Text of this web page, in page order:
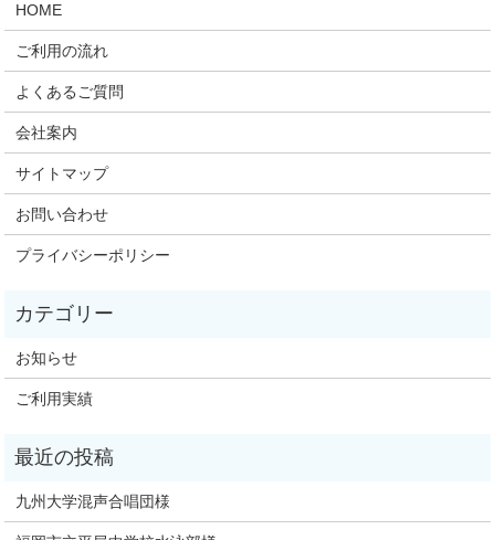
HOME
ご利用の流れ
よくあるご質問
会社案内
サイトマップ
お問い合わせ
プライバシーポリシー
お知らせ
ご利用実績
九州大学混声合唱団様